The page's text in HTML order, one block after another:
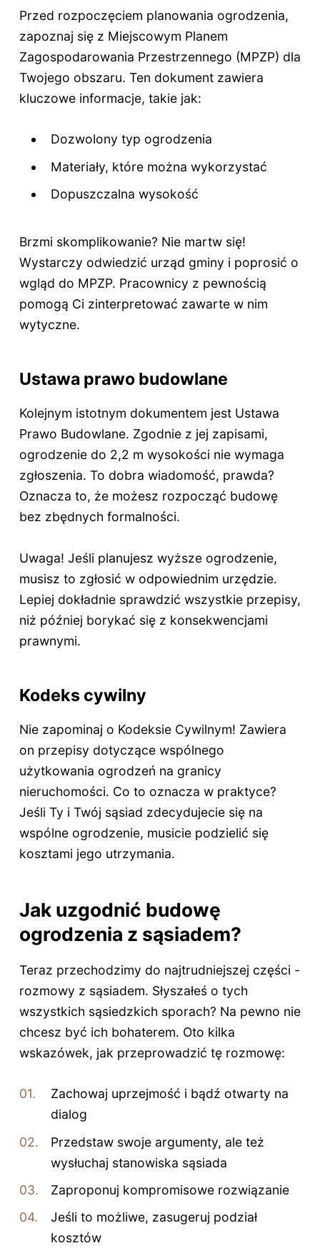
Przed rozpoczęciem planowania ogrodzenia,
zapoznaj się z Miejscowym Planem
Zagospodarowania Przestrzennego (MPZP) dla
Twojego obszaru. Ten dokument zawiera
kluczowe informacje, takie jak:
Dozwolony typ ogrodzenia
Materiały, które można wykorzystać
Dopuszczalna wysokość
Brzmi skomplikowanie? Nie martw się!
Wystarczy odwiedzić urząd gminy i poprosić o
wgląd do MPZP. Pracownicy z pewnością
pomogą Ci zinterpretować zawarte w nim
wytyczne.
Ustawa prawo budowlane
Kolejnym istotnym dokumentem jest Ustawa
Prawo Budowlane. Zgodnie z jej zapisami,
ogrodzenie do 2,2 m wysokości nie wymaga
zgłoszenia. To dobra wiadomość, prawda?
Oznacza to, że możesz rozpocząć budowę
bez zbędnych formalności.
Uwaga! Jeśli planujesz wyższe ogrodzenie,
musisz to zgłosić w odpowiednim urzędzie.
Lepiej dokładnie sprawdzić wszystkie przepisy,
niż później borykać się z konsekwencjami
prawnymi.
Kodeks cywilny
Nie zapominaj o Kodeksie Cywilnym! Zawiera
on przepisy dotyczące wspólnego
użytkowania ogrodzeń na granicy
nieruchomości. Co to oznacza w praktyce?
Jeśli Ty i Twój sąsiad zdecydujecie się na
wspólne ogrodzenie, musicie podzielić się
kosztami jego utrzymania.
Jak uzgodnić budowę
ogrodzenia z sąsiadem?
Teraz przechodzimy do najtrudniejszej części -
rozmowy z sąsiadem. Słyszałeś o tych
wszystkich sąsiedzkich sporach? Na pewno nie
chcesz być ich bohaterem. Oto kilka
wskazówek, jak przeprowadzić tę rozmowę:
Zachowaj uprzejmość i bądź otwarty na
dialog
Przedstaw swoje argumenty, ale też
wysłuchaj stanowiska sąsiada
Zaproponuj kompromisowe rozwiązanie
Jeśli to możliwe, zasugeruj podział
kosztów